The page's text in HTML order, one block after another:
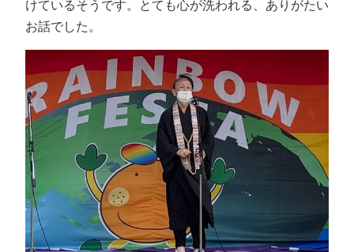
けているそうです。とても心が洗われる、ありがたい
お話でした。